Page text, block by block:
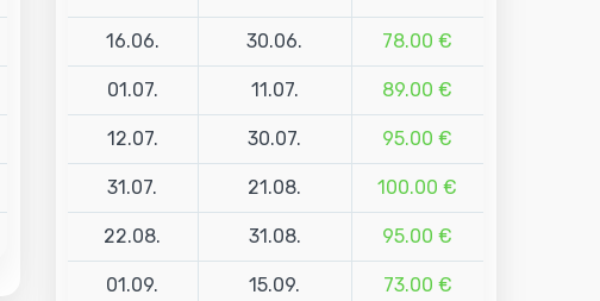
16.06. 30.06. 78.00 €
01.07. 11.07. 89.00 €
12.07. 30.07. 95.00 €
31.07. 21.08. 100.00 €
22.08. 31.08. 95.00 €
01.09. 15.09. 73.00 €